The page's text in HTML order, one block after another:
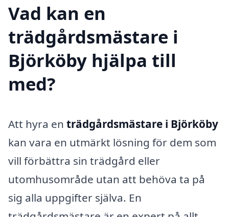
Vad kan en
trädgårdsmästare i
Björköby hjälpa till
med?
Att hyra en trädgårdsmästare i Björköby
kan vara en utmärkt lösning för dem som
vill förbättra sin trädgård eller
utomhusområde utan att behöva ta på
sig alla uppgifter själva. En